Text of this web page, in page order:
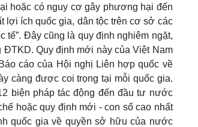
hoặc có nguy cơ gây phương hại đến
lợi ích quốc gia, dân tộc trên cơ sở các
Đây cũng là quy định nghiêm ngặt,
Quy định mới này của Việt Nam
cáo của Hội nghị Liên hợp quốc về
càng được coi trọng tại mỗi quốc gia.
biện pháp tác động đến đầu tư nước
hoặc quy định mới - con số cao nhất
quốc gia về quyền sở hữu của nước